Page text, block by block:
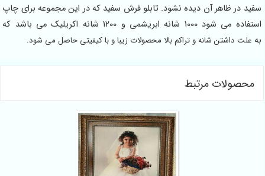
سفید در ظاهر آن دیده نشود. تابلو فرش سفید که در این مجموعه برای چاپ
استفاده می شود 1000 شانه ابریشمی و 1200 شانه اکریلیک می باشد که
به علت داشتن شانه و تراکم بالا محصولات زیبا و با کیفیتی حاصل می شود.
محصولات مرتبط